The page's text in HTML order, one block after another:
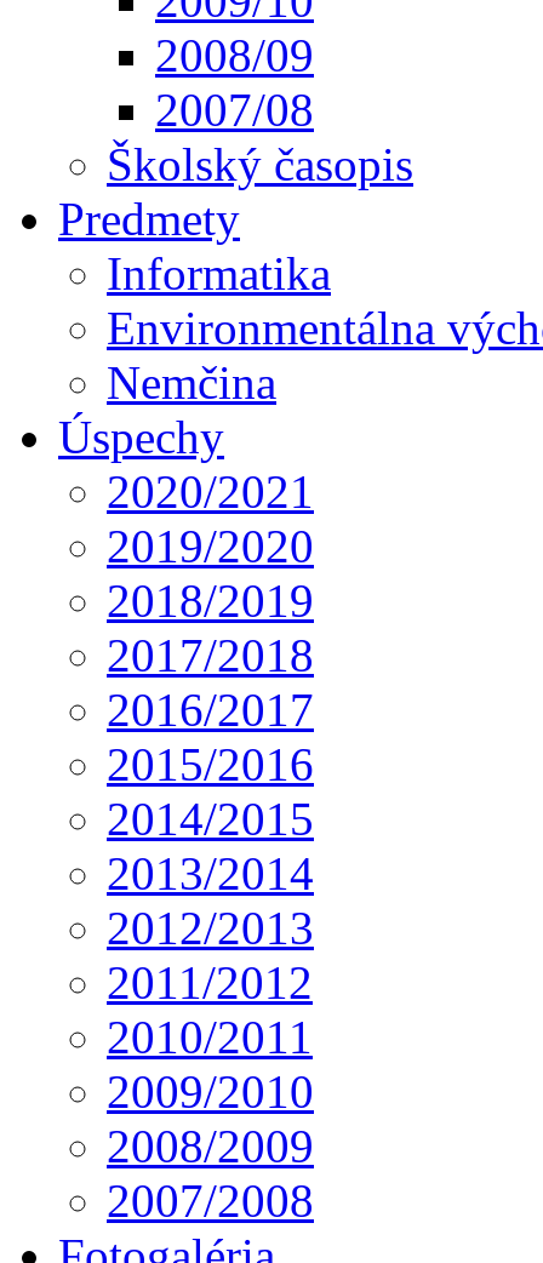
2008/09
2007/08
Školský časopis
Predmety
Informatika
Environmentálna
Nemčina
Úspechy
2020/2021
2019/2020
2018/2019
2017/2018
2016/2017
2015/2016
2014/2015
2013/2014
2012/2013
2011/2012
2010/2011
2009/2010
2008/2009
2007/2008